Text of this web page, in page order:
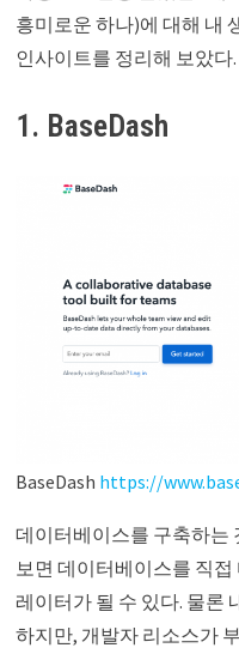
흥미로운 하나)에 대해 내
인사이트를 정리해 보았다.
1. BaseDash
BaseDash https://
데이터베이스를 구축하는
보면 데이터베이스를 직
레이터가 될 수 있다. 물론
하지만, 개발자 리소스가